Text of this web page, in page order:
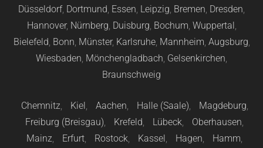
Düsseldorf, Dortmund, Essen, Leipzig, Bremen, Dresden,
Hannover, Nürnberg, Duisburg, Bochum, Wuppertal,
Bielefeld, Bonn, Münster, Karlsruhe, Mannheim, Augsburg,
Wiesbaden, Mönchengladbach, Gelsenkirchen,
Braunschweig
Chemnitz, Kiel, Aachen, Halle (Saale), Magdeburg,
Freiburg (Breisgau), Krefeld, Lübeck, Oberhausen,
Mainz, Erfurt, Rostock, Kassel, Hagen, Hamm,